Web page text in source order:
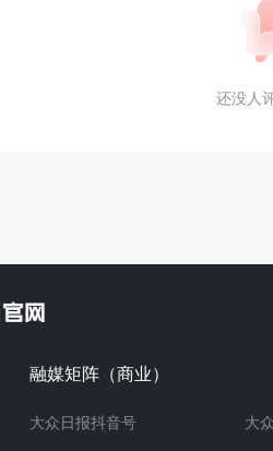
还没人
融媒矩阵（商业）
大众日报抖音号
大